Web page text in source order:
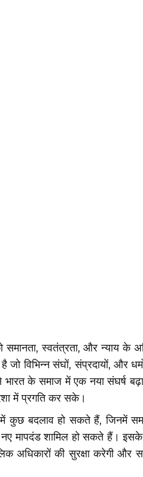
समानता, स्वतंत्रता, और न्याय के
जो विभिन्न संघों, संप्रदायों, और
के समाज में एक नया संघर्ष
में प्रगति कर सके।
कुछ बदलाव हो सकते हैं, जिनमें
मापदंड शामिल हो सकते हैं।
अधिकारों की सुरक्षा करेगी और